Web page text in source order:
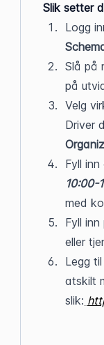
Slik setter
Logg
Slå på
på
Velg
Fyll
10:00-
med
Fyll
eller
Legg
atskilt
slik: